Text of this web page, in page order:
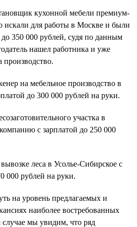
кухонной мебели премиум-
искали для работы в Москве и были
350 000 рублей, судя по данным
нашел работника и уже
производство.
на мебельное производство в
до 300 000 рублей на руки.
участка в
с зарплатой до 250 000
леса в Усолье-Сибирское с
000 рублей на руки.
на уровень предлагаемых и
наиболее востребованных
мы увидим, что ряд